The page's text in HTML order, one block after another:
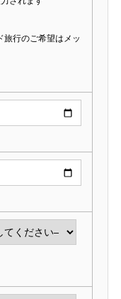
旅行のご希望はメッ